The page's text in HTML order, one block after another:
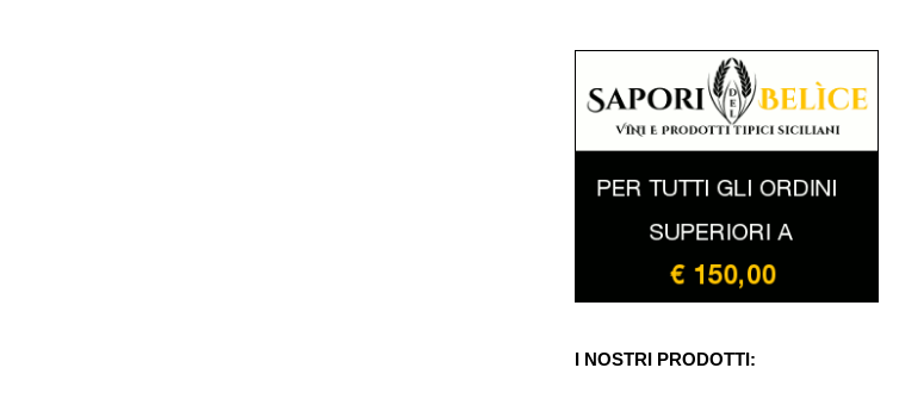
I NOSTRI PRODOTTI: